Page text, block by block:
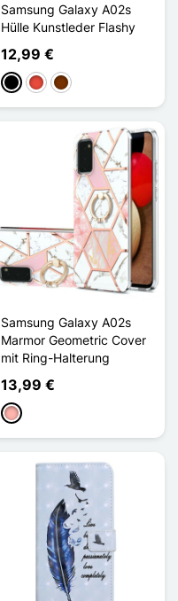
Samsung Galaxy A02s
Hülle Kunstleder Flashy
12,99 €
Schwarz
Rot Kaffee
Samsung Galaxy A02s
Marmor Geometric Cover
mit Ring-Halterung
13,99 €
Roségold